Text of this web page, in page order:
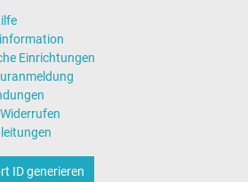
Einrichtungen
ID generieren